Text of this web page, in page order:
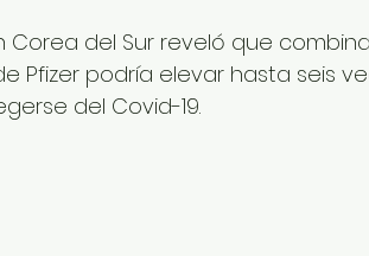
Corea del Sur reveló que
Pfizer podría elevar hasta seis
del Covid-19.